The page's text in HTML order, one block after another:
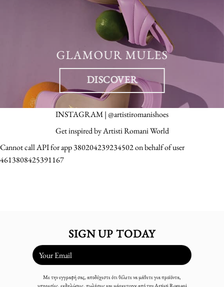
GLAMOUR MULES
DISCOVER
INSTAGRAM | @artistiromanishoes
Get inspired by Artisti Romani World
Cannot call API for app 380204239234502 on behalf of user
4613808425391167
SIGN UP TODAY
Με την εγγραφή σας, αποδέχεστε ότι θέλετε να μάθετε για προϊόντα,